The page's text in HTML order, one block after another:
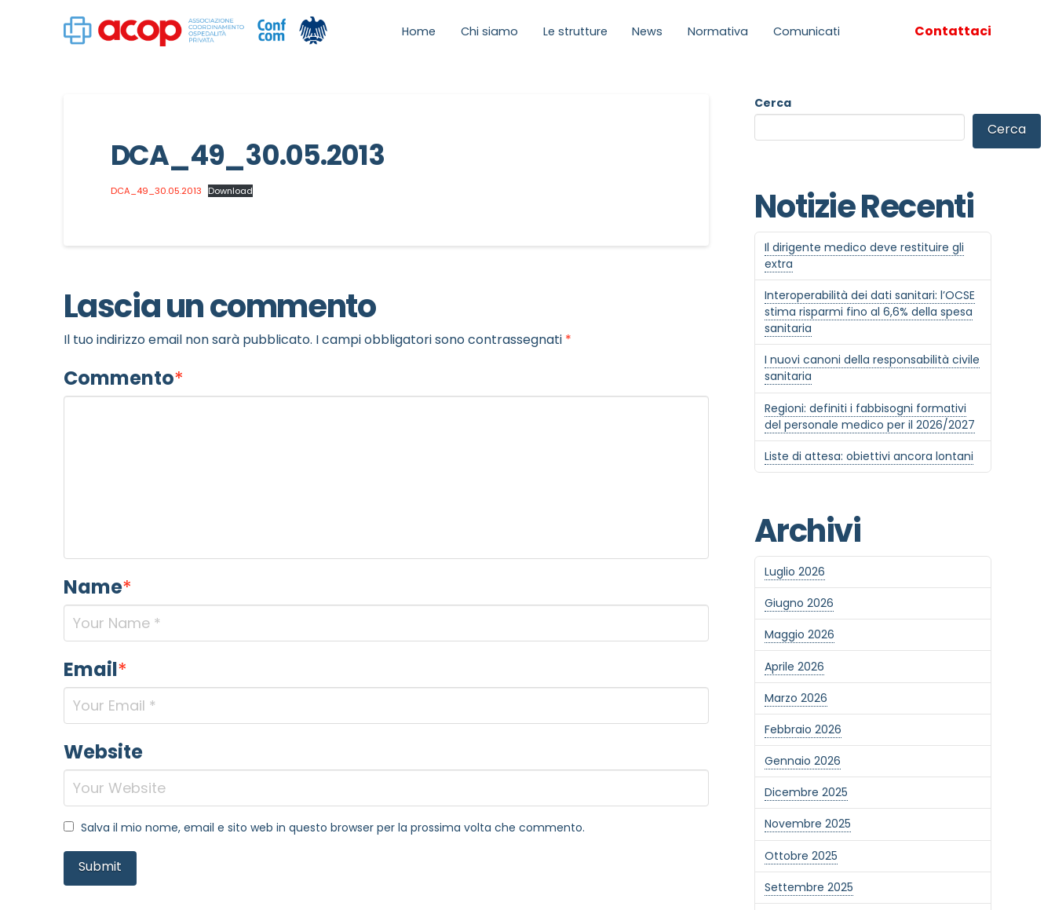
Home Chi siamo Le strutture News Normativa Comunicati Contattaci
DCA_49_30.05.2013
DCA_49_30.05.2013 Download
Lascia un commento
Il tuo indirizzo email non sarà pubblicato. I campi obbligatori sono contrassegnati *
Commento*
Name*
Email*
Website
Salva il mio nome, email e sito web in questo browser per la prossima volta che commento.
Cerca
Cerca
Notizie Recenti
Il dirigente medico deve restituire gli
extra
Interoperabilità dei dati sanitari: l’OCSE
stima risparmi fino al 6,6% della spesa
sanitaria
I nuovi canoni della responsabilità civile
sanitaria
Regioni: definiti i fabbisogni formativi
del personale medico per il 2026/2027
Liste di attesa: obiettivi ancora lontani
Archivi
Luglio 2026
Giugno 2026
Maggio 2026
Aprile 2026
Marzo 2026
Febbraio 2026
Gennaio 2026
Dicembre 2025
Novembre 2025
Ottobre 2025
Settembre 2025